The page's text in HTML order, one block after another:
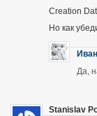
Creation
Но как
Иван
Да,
Stanislav